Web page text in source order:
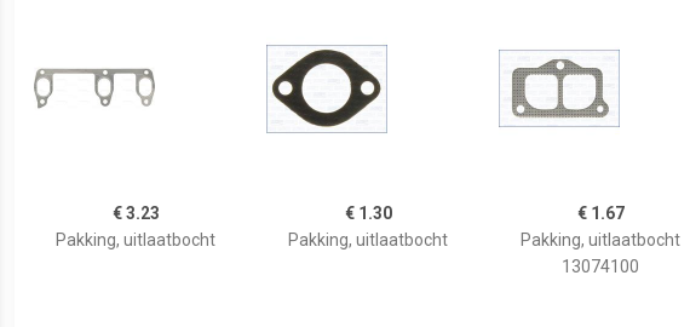
€ 3.23
Pakking, uitlaatbocht
€ 1.30
Pakking, uitlaatbocht
€ 1.67
Pakking, uitlaatbocht
13074100